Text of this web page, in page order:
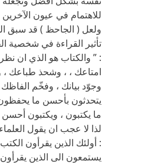
للاهتمام في عيون الآخرين
ولعل ( الجاحظ ) قد سبق
تأثير القراءة في شخصية
: ” والكتاب هو الذي ان
امتاعك ، ، وشحذ طباعك
وجوّد بيانك ، وفخّم
يتحدثون بأحسن ما
ما يكتبون ، ويكتبون
لذا لا عجب ان يقول
: أولئك الذين يقرأون
يستمعون الى الذين